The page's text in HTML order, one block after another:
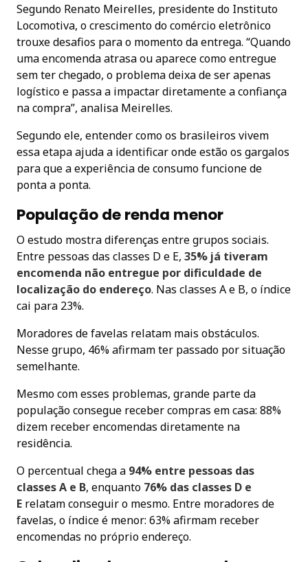
Segundo Renato Meirelles, presidente do Instituto
Locomotiva, o crescimento do comércio eletrônico
trouxe desafios para o momento da entrega. “Quando
uma encomenda atrasa ou aparece como entregue
sem ter chegado, o problema deixa de ser apenas
logístico e passa a impactar diretamente a confiança
na compra”, analisa Meirelles.
Segundo ele, entender como os brasileiros vivem
essa etapa ajuda a identificar onde estão os gargalos
para que a experiência de consumo funcione de
ponta a ponta.
População de renda menor
O estudo mostra diferenças entre grupos sociais.
Entre pessoas das classes D e E, 35% já tiveram
encomenda não entregue por dificuldade de
localização do endereço. Nas classes A e B, o índice
cai para 23%.
Moradores de favelas relatam mais obstáculos.
Nesse grupo, 46% afirmam ter passado por situação
semelhante.
Mesmo com esses problemas, grande parte da
população consegue receber compras em casa: 88%
dizem receber encomendas diretamente na
residência.
O percentual chega a 94% entre pessoas das
classes A e B, enquanto 76% das classes D e
E relatam conseguir o mesmo. Entre moradores de
favelas, o índice é menor: 63% afirmam receber
encomendas no próprio endereço.